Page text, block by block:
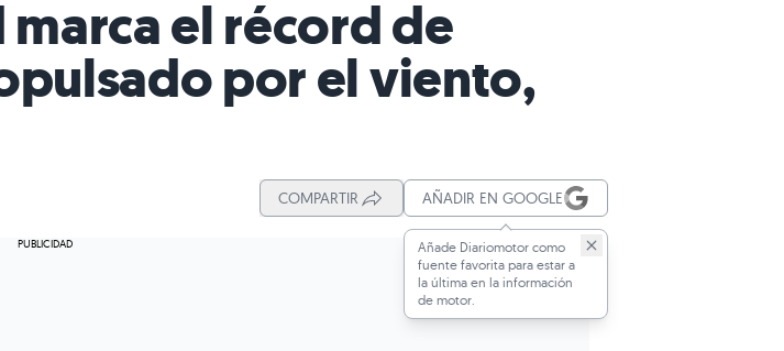
el récord de
por el viento,
COMPARTIR AÑADIR EN GOOGLE
Añade Diariomotor como
fuente favorita para estar a
la última en la información
de motor.